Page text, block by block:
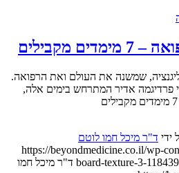
שמשנה את העולם ואת הרפואה.
אדיר המתרחש בימים אלה,
מיכל חמו לוטם
https://beyondmedicine.co.il/
board-texture-3- ד"ר מיכל חמו